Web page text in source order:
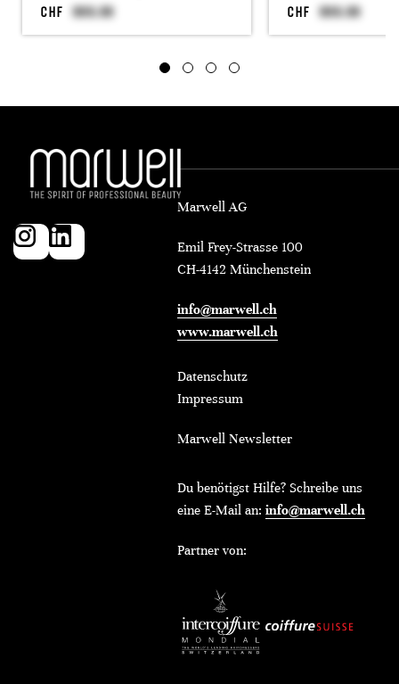
CHF CHF
Marwell AG
Emil Frey-Strasse 100
CH-4142 Münchenstein
info@marwell.ch
www.marwell.ch
Datenschutz
Impressum
Marwell Newsletter
Du benötigst Hilfe? Schreibe uns
eine E-Mail an: info@marwell.ch
Partner von: